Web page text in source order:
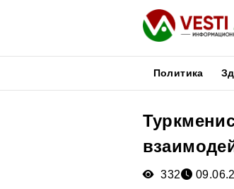
Политика
332